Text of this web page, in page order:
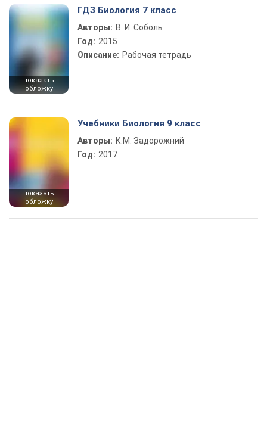
показать
обложку
ГДЗ Биология 7 класс
Авторы: В. И. Соболь
Год: 2015
Описание: Рабочая тетрадь
показать
обложку
Учебники Биология 9 класс
Авторы: К.М. Задорожний
Год: 2017